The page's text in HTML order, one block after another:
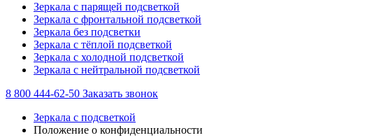
Зеркала с парящей подсветкой
Зеркала с фронтальной подсветкой
Зеркала без подсветки
Зеркала с тёплой подсветкой
Зеркала с холодной подсветкой
Зеркала с нейтральной подсветкой
8 800 444-62-50 Заказать звонок
Зеркала с подсветкой
Положение о конфиденциальности